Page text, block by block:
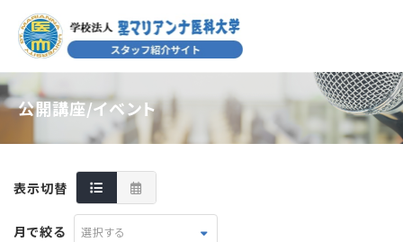
公開講座/イベント
表示切替
月で絞る 選択する